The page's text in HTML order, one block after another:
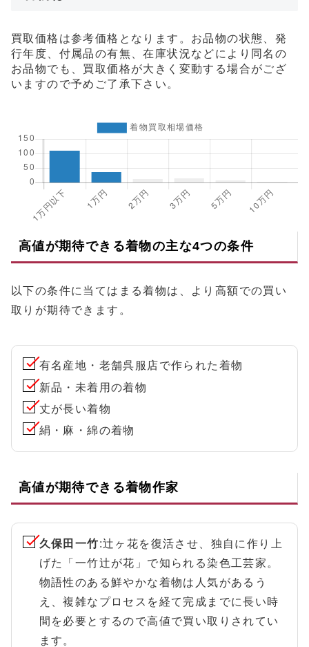
買取価格は参考価格となります。お品物の状態、発
行年度、付属品の有無、在庫状況などにより同名の
お品物でも、買取価格が大きく変動する場合がござ
いますので予めご了承下さい。
高値が期待できる着物の主な4つの条件
以下の条件に当てはまる着物は、より高額での買い
取りが期待できます。
有名産地・老舗呉服店で作られた着物
新品・未着用の着物
丈が長い着物
絹・麻・綿の着物
高値が期待できる着物作家
久保田一竹:辻ヶ花を復活させ、独自に作り上
げた「一竹辻が花」で知られる染色工芸家。
物語性のある鮮やかな着物は人気があるう
え、複雑なプロセスを経て完成までに長い時
間を必要とするので高値で買い取りされてい
ます。